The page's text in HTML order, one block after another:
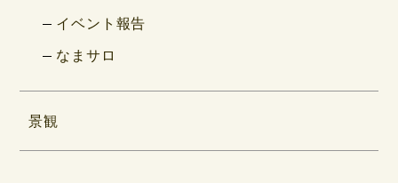
イベント報告
なまサロ
景観